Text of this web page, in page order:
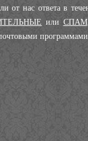
нас ответа в
или СПАМ